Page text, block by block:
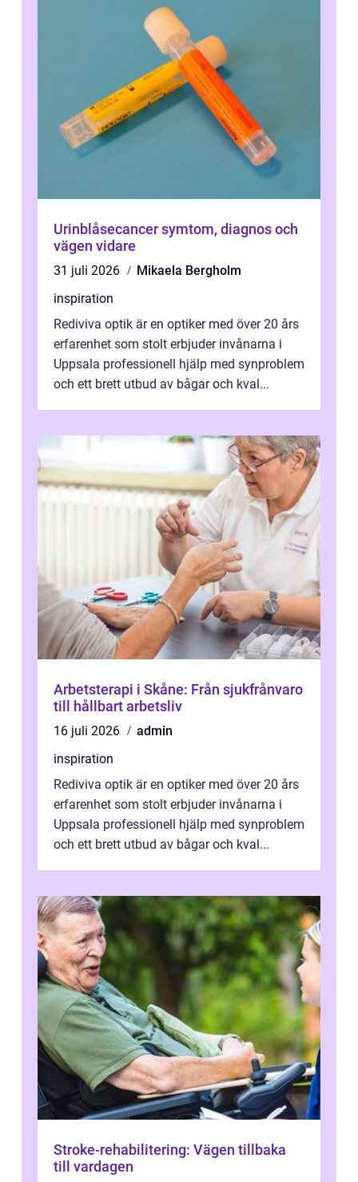
Urinblåsecancer symtom, diagnos och
vägen vidare
31 juli 2026
Mikaela Bergholm
inspiration
Rediviva optik är en optiker med över 20 års
erfarenhet som stolt erbjuder invånarna i
Uppsala professionell hjälp med synproblem
och ett brett utbud av bågar och kval...
Arbetsterapi i Skåne: Från sjukfrånvaro
till hållbart arbetsliv
16 juli 2026
admin
inspiration
Rediviva optik är en optiker med över 20 års
erfarenhet som stolt erbjuder invånarna i
Uppsala professionell hjälp med synproblem
och ett brett utbud av bågar och kval...
Stroke-rehabilitering: Vägen tillbaka
till vardagen